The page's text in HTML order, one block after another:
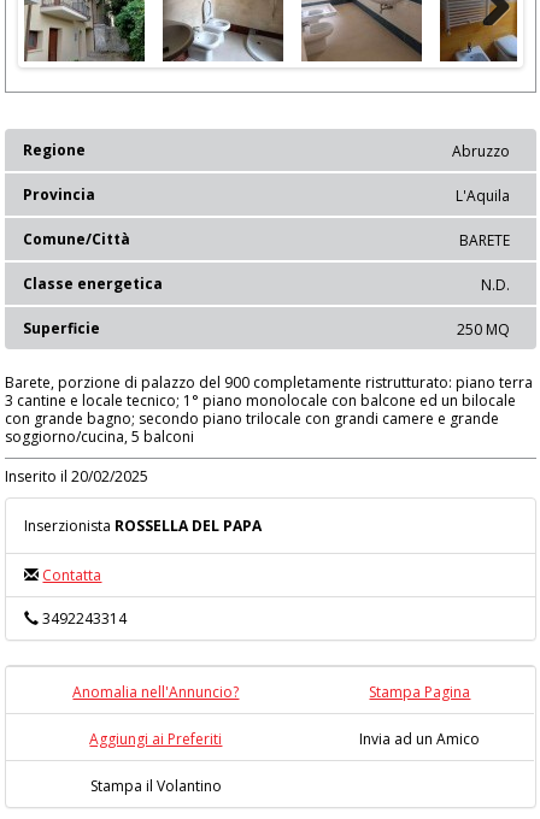
Next
Abruzzo
Regione
L'Aquila
Provincia
BARETE
Comune/Città
N.D.
Classe energetica
250 MQ
Superficie
Barete, porzione di palazzo del 900 completamente ristrutturato: piano terra
3 cantine e locale tecnico; 1° piano monolocale con balcone ed un bilocale
con grande bagno; secondo piano trilocale con grandi camere e grande
soggiorno/cucina, 5 balconi
Inserito il 20/02/2025
Inserzionista ROSSELLA DEL PAPA
Contatta
3492243314
Anomalia nell'Annuncio? Stampa Pagina
Aggiungi ai Preferiti Invia ad un Amico
Stampa il Volantino